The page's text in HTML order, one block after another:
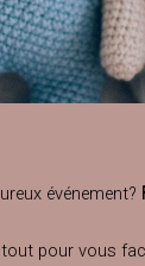
événement?
pour vous